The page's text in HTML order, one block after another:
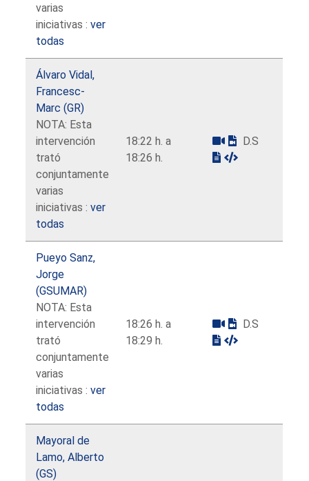
varias
iniciativas :ver
todas
Álvaro Vidal,
Francesc-
Marc (GR)
NOTA: Esta
intervención
trató
conjuntamente
varias
iniciativas :ver
todas
18:22 h. a
18:26 h.
D.S
Pueyo Sanz,
Jorge
(GSUMAR)
NOTA: Esta
intervención
trató
conjuntamente
varias
iniciativas :ver
todas
18:26 h. a
18:29 h.
D.S
Mayoral de
Lamo, Alberto
(GS)